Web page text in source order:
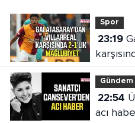
Spor
23:19Galatasaray’dan Villarreal
22:54
acı